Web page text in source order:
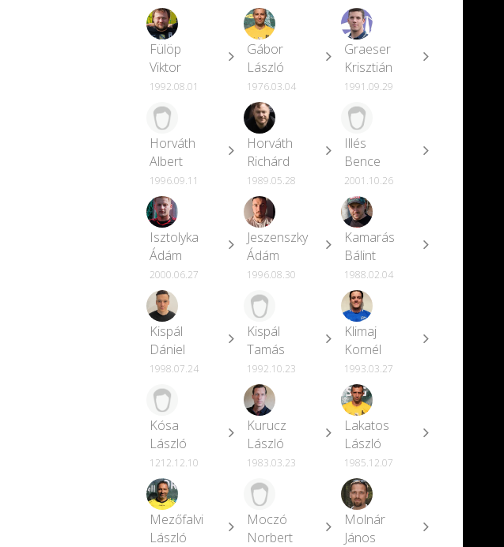
Fülöp
Viktor
1992.08.01
Gábor
László
1976.03.04
Graeser
Krisztián
1991.09.29
Horváth
Albert
1996.09.11
Horváth
Richárd
1989.05.28
Illés
Bence
2001.10.26
Isztolyka
Ádám
2000.06.27
Jeszenszky
Ádám
1996.08.30
Kamarás
Bálint
1988.02.04
Kispál
Dániel
1998.07.24
Kispál
Tamás
1992.10.23
Klimaj
Kornél
1993.03.27
Kósa
László
1212.12.10
Kurucz
László
1983.03.23
Lakatos
László
1985.12.07
Mezőfalvi
László
Moczó
Norbert
Molnár
János